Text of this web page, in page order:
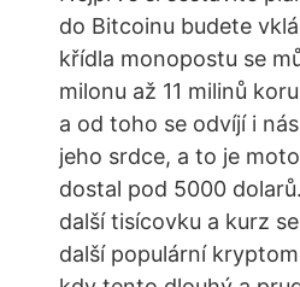
do Bitcoinu budete
křídla monopostu se
milonu až 11 milinů
a od toho se odvíjí i
jeho srdce, a to je
dostal pod 5000
další tisícovku a kurz
další populární